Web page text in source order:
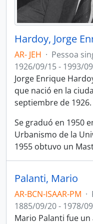
Hardoy, Jorge
AR- JEH · Pessoa
1926/09/15 - 1993/
Jorge Enrique
que nació en la
septiembre de 1926.
Se graduó en 1950
Urbanismo de la
1955 obtuvo un
Palanti, Mario
AR-BCN-ISAAR-PM ·
1885/09/20 - 1978/
Mario Palanti fue